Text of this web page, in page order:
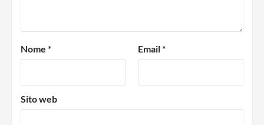
Nome * Email*
Sito web